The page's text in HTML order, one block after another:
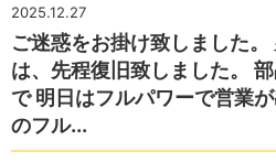
2025.12.27
ご迷惑をお掛け致しました
は、先程復旧致しました。
で 明日はフルパワーで営業
のフル...